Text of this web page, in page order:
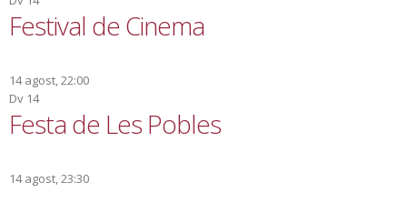
Festival de Cinema
14 agost, 22:00
Dv 14
Festa de Les Pobles
14 agost, 23:30